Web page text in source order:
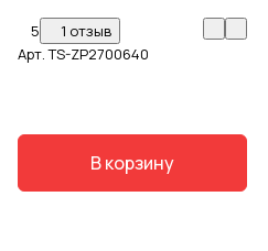
5
1 отзыв
Арт.TS-ZP2700640
В корзину